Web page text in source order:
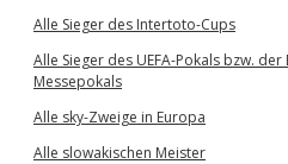
Alle Sieger des Intertoto-Cups
Alle Sieger des UEFA-Pokals bzw.
Messepokals
Alle sky-Zweige in Europa
Alle slowakischen Meister